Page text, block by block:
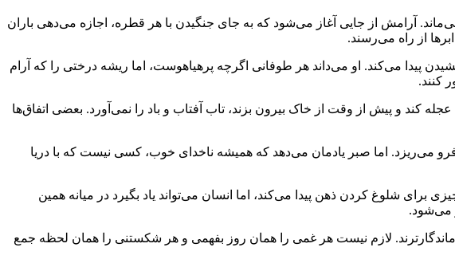
آرامش از جایی آغاز می‌شود که به جای جنگیدن با هر قطره، اجازه می‌دهی باران
از راه می‌رسند.
می‌کند. او می‌داند هر طوفانی اگرچه پرهیاهوست، اما ریشه درختی را که آرام
کنند.
کند و پیش از وقت از خاک بیرون بزند، تاب آفتاب و باد را نمی‌آورد. بعضی اتفاق‌ها
می‌ریزد. اما صبر یادمان می‌دهد که همیشه ناخدای خوب، کسی نیست که با دریا
شلوغ کردن ذهن پیدا می‌کند، اما انسان می‌تواند یاد بگیرد در میانه همین
می‌شود.
لازم نیست هر غمی را همان روز بفهمی و هر شکستنی را همان لحظه جمع